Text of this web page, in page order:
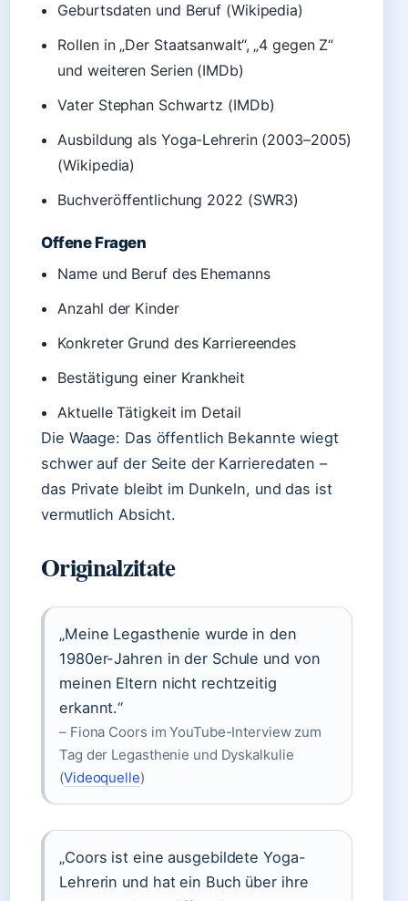
Geburtsdaten und Beruf (Wikipedia)
Rollen in „Der Staatsanwalt“, „4 gegen Z“
und weiteren Serien (IMDb)
Vater Stephan Schwartz (IMDb)
Ausbildung als Yoga-Lehrerin (2003–2005)
(Wikipedia)
Buchveröffentlichung 2022 (SWR3)
Offene Fragen
Name und Beruf des Ehemanns
Anzahl der Kinder
Konkreter Grund des Karriereendes
Bestätigung einer Krankheit
Aktuelle Tätigkeit im Detail
Die Waage: Das öffentlich Bekannte wiegt
schwer auf der Seite der Karrieredaten –
das Private bleibt im Dunkeln, und das ist
vermutlich Absicht.
Originalzitate
„Meine Legasthenie wurde in den
1980er-Jahren in der Schule und von
meinen Eltern nicht rechtzeitig
erkannt.“
– Fiona Coors im YouTube-Interview zum
Tag der Legasthenie und Dyskalkulie
(Videoquelle)
„Coors ist eine ausgebildete Yoga-
Lehrerin und hat ein Buch über ihre